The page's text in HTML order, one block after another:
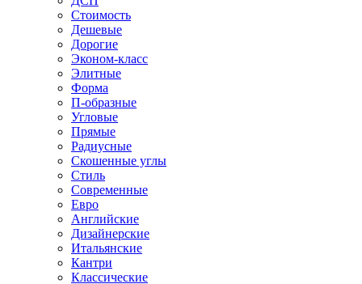
Стоимость
Дешевые
Дорогие
Эконом-класс
Элитные
Форма
П-образные
Угловые
Прямые
Радиусные
Скошенные углы
Стиль
Современные
Евро
Английские
Дизайнерские
Итальянские
Кантри
Классические